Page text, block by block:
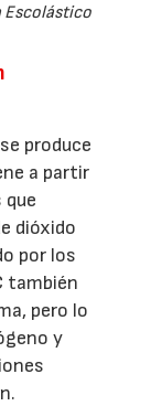
Escolástico
produce
a partir
dióxido
por los
también
pero lo
y